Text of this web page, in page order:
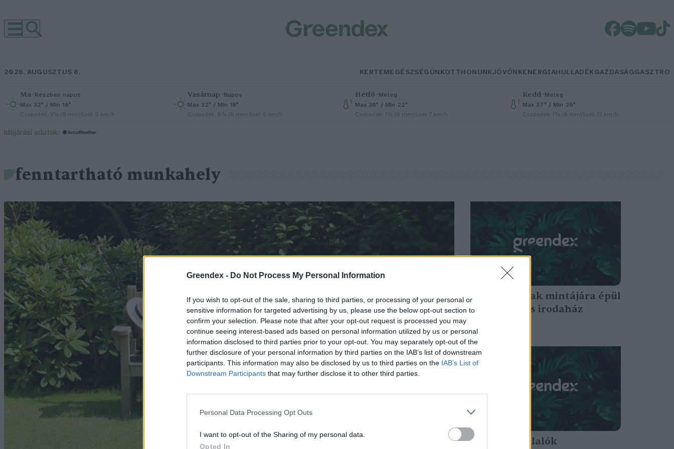
Greendex - Do Not Process My Personal Information
If you wish to opt-out of the sale, sharing to third parties, or processing of your personal or
sensitive information for targeted advertising by us, please use the below opt-out section to
confirm your selection. Please note that after your opt-out request is processed you may
continue seeing interest-based ads based on personal information utilized by us or personal
information disclosed to third parties prior to your opt-out. You may separately opt-out of the
further disclosure of your personal information by third parties on the IAB’s list of downstream
participants. This information may also be disclosed by us to third parties on the IAB’s List of
Downstream Participants that may further disclose it to other third parties.
Personal Data Processing Opt Outs
I want to opt-out of the Sharing of my personal data.
Opted In
2026. AUGUSZTUS 8. KERTEMEGÉSZSÉGÜNKOTTHONUNKJÖVŐNKENERGIAHULLADÉKGAZDASÁGGASZTRO
Ma–Részben napos
Max 32° / Min 18°
Csapadék: 3% (0 mm)Szél: 9 km/h
Vasárnap–Napos
Max 32° / Min 18°
Csapadék: 0% (0 mm)Szél: 6 km/h
Hétfő–Meleg
Max 36° / Min 22°
Csapadék: 1% (0 mm)Szél: 7 km/h
Kedd–Meleg
Max 37° / Min 20°
Csapadék: 1% (0 mm)Szél: 13 km/h
időjárási adatok:
fenntartható munkahely
Termeszvárak mintájára épül
fűtésmentes irodaház
Greendex Szemle
A munkavállalók